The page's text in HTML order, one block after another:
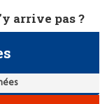
arrive pas ?